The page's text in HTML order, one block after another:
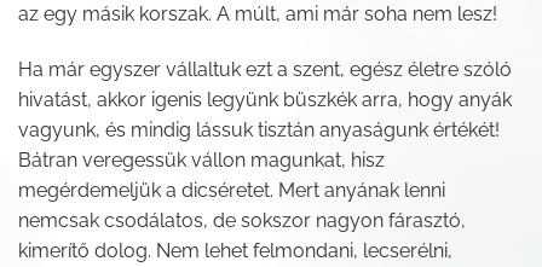
az egy másik korszak. A múlt, ami már soha nem lesz!
Ha már egyszer vállaltuk ezt a szent, egész életre szóló
hivatást, akkor igenis legyünk büszkék arra, hogy anyák
vagyunk, és mindig lássuk tisztán anyaságunk értékét!
Bátran veregessük vállon magunkat, hisz
megérdemeljük a dicséretet. Mert anyának lenni
nemcsak csodálatos, de sokszor nagyon fárasztó,
kimerítő dolog. Nem lehet felmondani, lecserélni,